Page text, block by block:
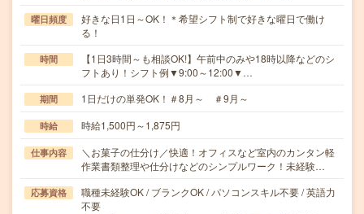
曜日頻度
好きな日1日～OK！＊希望シフト制で好きな曜日で働け
る！
時間
【1日3時間～も相談OK!】午前中のみや18時以降などのシ
フトあり！シフト例▼9:00～12:00▼…
期間 1日だけの単発OK！＃8月～ ＃9月～
時給 時給1,500円～1,875円
仕事内容
＼お菓子の仕分け／快適！オフィスなど室内のカンタン軽
作業書類整理や仕分けなどのシンプルワーク！未経験…
応募資格
職種未経験OK / ブランクOK / パソコンスキル不要 / 英語力
不要